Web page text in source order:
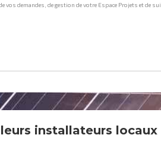
installateurs locaux